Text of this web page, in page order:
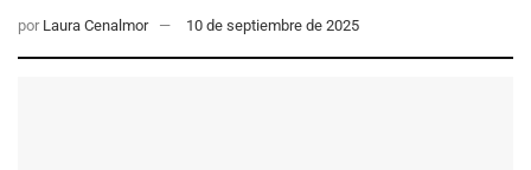
por Laura Cenalmor 10 de septiembre de 2025